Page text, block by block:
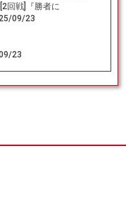
回戦]『勝者に
09/23
23